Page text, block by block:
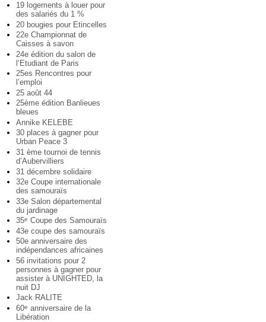
19 logements à louer pour
des salariés du 1 %
20 bougies pour Etincelles
22e Championnat de
Caisses à savon
24e édition du salon de
l’Etudiant de Paris
25es Rencontres pour
l’emploi
25 août 44
25ème édition Banlieues
bleues
Annike KELEBE
30 places à gagner pour
Urban Peace 3
31 ème tournoi de tennis
d’Aubervilliers
31 décembre solidaire
32e Coupe internationale
des samouraïs
33e Salon départemental
du jardinage
35e Coupe des Samouraïs
43e coupe des samouraïs
50e anniversaire des
indépendances africaines
56 invitations pour 2
personnes à gagner pour
assister à UNIGHTED, la
nuit DJ
Jack RALITE
60e anniversaire de la
Libération